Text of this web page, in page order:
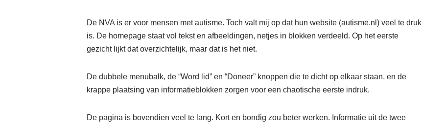
De NVA is er voor mensen met autisme. Toch valt mij op dat hun website (autisme.nl) veel te druk
is. De homepage staat vol tekst en afbeeldingen, netjes in blokken verdeeld. Op het eerste
gezicht lijkt dat overzichtelijk, maar dat is het niet.
De dubbele menubalk, de “Word lid” en “Doneer” knoppen die te dicht op elkaar staan, en de
krappe plaatsing van informatieblokken zorgen voor een chaotische eerste indruk.
De pagina is bovendien veel te lang. Kort en bondig zou beter werken. Informatie uit de twee